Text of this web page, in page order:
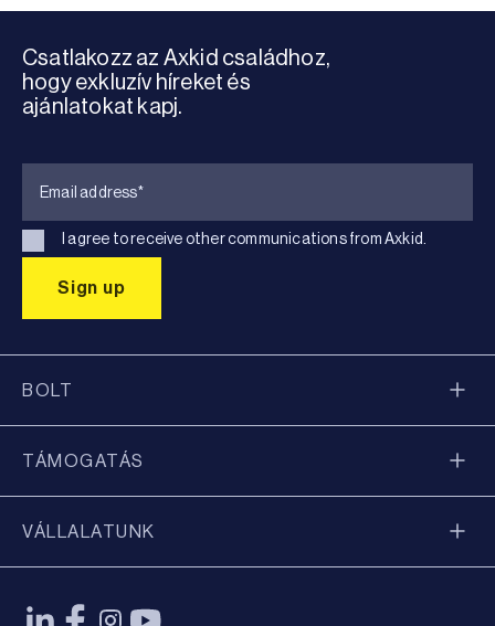
Csatlakozz az Axkid családhoz,
hogy exkluzív híreket és
ajánlatokat kapj.
I agree to receive other communications from Axkid.
BOLT
TÁMOGATÁS
VÁLLALATUNK